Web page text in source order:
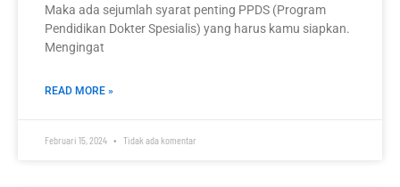
Maka ada sejumlah syarat penting PPDS (Program
Pendidikan Dokter Spesialis) yang harus kamu siapkan.
Mengingat
READ MORE »
Februari 15, 2024 Tidak ada komentar